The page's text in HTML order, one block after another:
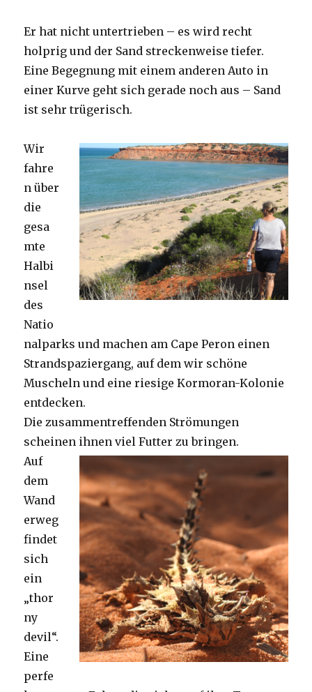
Er hat nicht untertrieben – es wird recht
holprig und der Sand streckenweise tiefer.
Eine Begegnung mit einem anderen Auto in
einer Kurve geht sich gerade noch aus – Sand
ist sehr trügerisch.
Wir
fahre
n über
die
gesa
mte
Halbi
nsel
des
Natio
nalparks und machen am Cape Peron einen
Strandspaziergang, auf dem wir schöne
Muscheln und eine riesige Kormoran-Kolonie
entdecken.
Die zusammentreffenden Strömungen
scheinen ihnen viel Futter zu bringen.
Auf
dem
Wand
erweg
findet
sich
ein
„thor
ny
devil“.
Eine
perfe